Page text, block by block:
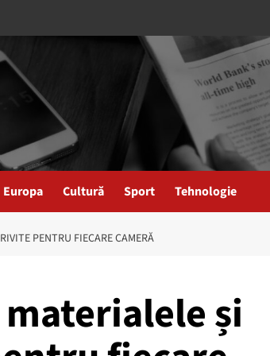
Europa Cultură Sport Tehnologie
PENTRU FIECARE CAMERĂ
și